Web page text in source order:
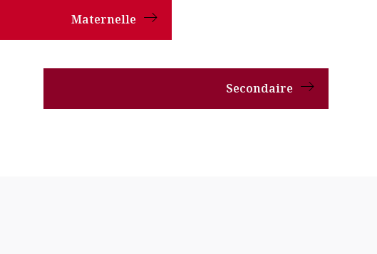
Maternelle
Secondaire